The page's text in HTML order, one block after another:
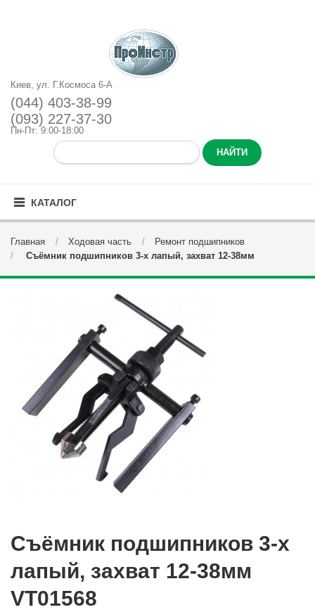
Киев, ул. Г.Космоса 6-А
(044) 403-38-99
(093) 227-37-30
Пн-Пт: 9:00-18:00
КАТАЛОГ
Главная Ходовая часть
Ремонт подшипников
Съёмник подшипников 3-х лапый, захват 12-38мм
Съёмник подшипников 3-х
лапый, захват 12-38мм
VT01568